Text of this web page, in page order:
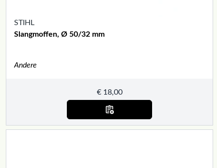
STIHL
Slangmoffen, Ø 50/32 mm
Andere
€18,00